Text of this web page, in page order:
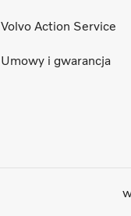
Volvo Action Service
Umowy i gwarancja